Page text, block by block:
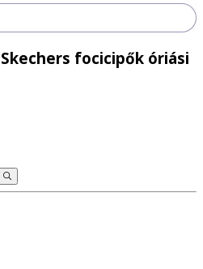
focicipők óriási